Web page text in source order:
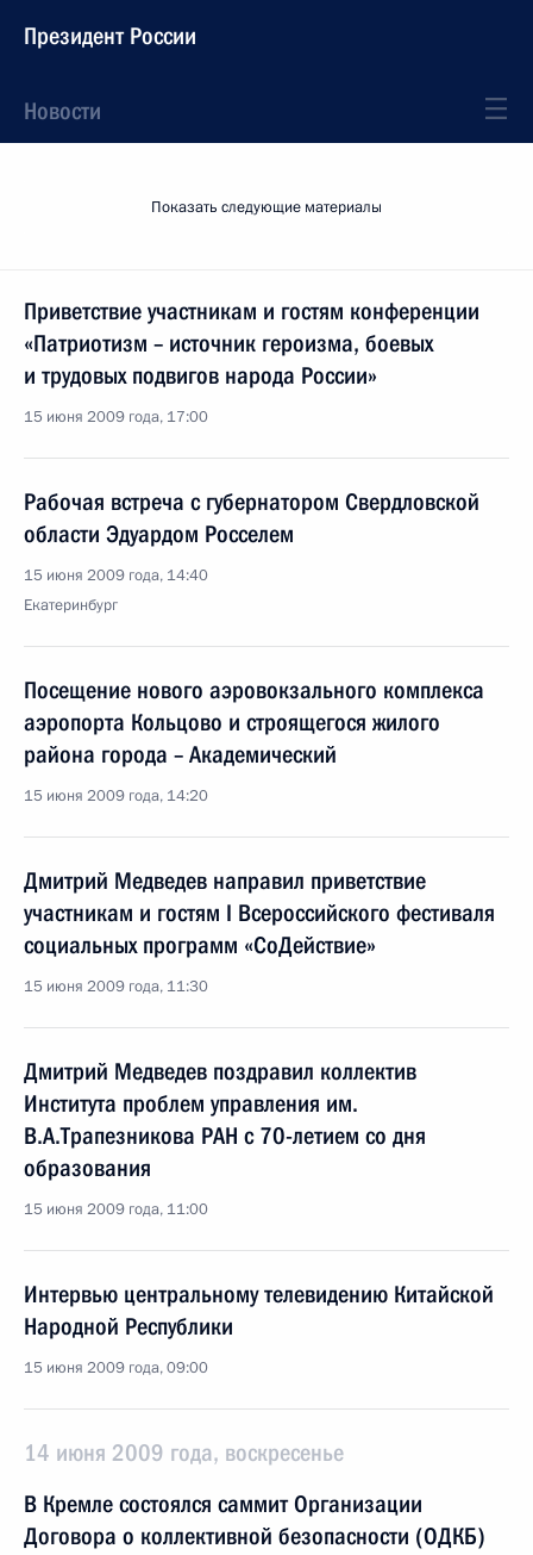
Президент России
Новости
Показать следующие материалы
Приветствие участникам и гостям конференции
«Патриотизм – источник героизма, боевых
и трудовых подвигов народа России»
15 июня 2009 года, 17:00
Рабочая встреча с губернатором Свердловской
области Эдуардом Росселем
15 июня 2009 года, 14:40
Екатеринбург
Посещение нового аэровокзального комплекса
аэропорта Кольцово и строящегося жилого
района города – Академический
15 июня 2009 года, 14:20
Дмитрий Медведев направил приветствие
участникам и гостям I Всероссийского фестиваля
социальных программ «СоДействие»
15 июня 2009 года, 11:30
Дмитрий Медведев поздравил коллектив
Института проблем управления им.
В.А.Трапезникова РАН с 70-летием со дня
образования
15 июня 2009 года, 11:00
Интервью центральному телевидению Китайской
Народной Республики
15 июня 2009 года, 09:00
14 июня 2009 года, воскресенье
В Кремле состоялся саммит Организации
Договора о коллективной безопасности (ОДКБ)